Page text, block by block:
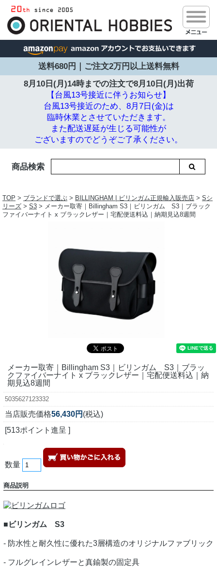
送料680円｜ご注文2万円以上送料無料
8月10日(月)14時までの注文で8月10日(月)出荷
【台風13号接近に伴うお知らせ】
台風13号接近のため、8月7日(金)は
臨時休業とさせていただきます。
また配送遅延が生じる可能性が
ございますのでどうぞご了承ください。
商品検索
TOP > ブランドで選ぶ > BILLINGHAM | ビリンガム正規輸入販売店 > Sシ
リーズ > S3 > メーカー取寄｜Billingham S3｜ビリンガム S3｜ブラック
ファイバーナイト x ブラックレザー｜宅配便送料込｜納期見込8週間
メーカー取寄｜Billingham S3｜ビリンガム S3｜ブラッ
クファイバーナイト x ブラックレザー｜宅配便送料込｜納
期見込8週間
5035627123332
当店販売価格56,430円 (税込)
[513ポイント進呈 ]
数量
商品説明
■ビリンガム S3
- 防水性と耐久性に優れた3層構造のオリジナルファブリック
- フルグレインレザーと真鍮製の固定具